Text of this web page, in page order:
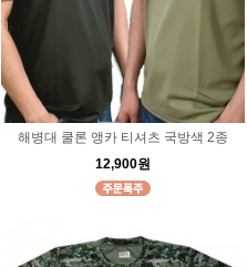
해병대 쿨론 앵카 티셔츠 국방색 2종
12,900원